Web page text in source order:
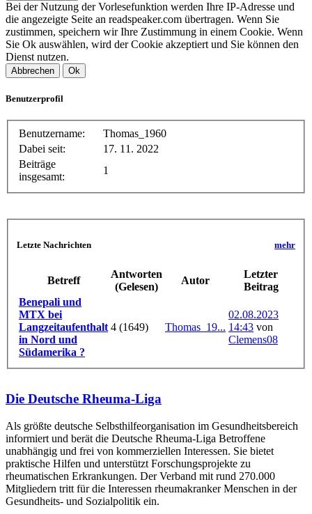
Bei der Nutzung der Vorlesefunktion werden Ihre IP-Adresse und
die angezeigte Seite an readspeaker.com übertragen. Wenn Sie
zustimmen, speichern wir Ihre Zustimmung in einem Cookie. Wenn
Sie Ok auswählen, wird der Cookie akzeptiert und Sie können den
Dienst nutzen.
Abbrechen Ok
Benutzerprofil
Benutzername:
Thomas_1960
Dabei seit:
17. 11. 2022
Beiträge
insgesamt:
1
Letzte Nachrichten mehr
Betreff
Antworten
(Gelesen)
Autor
Letzter
Beitrag
Benepali und
MTX bei
Langzeitaufenthalt
in Nord und
Südamerika ?
4 (1649) Thomas_19...
02.08.2023
14:43 von
Clemens08
Die Deutsche Rheuma-Liga
Als größte deutsche Selbsthilfe­organisation im Gesundheitsbereich
informiert und berät die Deutsche Rheuma-Liga Betroffene
unabhängig und frei von kommerziellen Interessen. Sie bietet
praktische Hilfen und unterstützt Forschungsprojekte zu
rheumatischen Erkrankungen. Der Verband mit rund 270.000
Mitgliedern tritt für die Interessen rheumakranker Menschen in der
Gesundheits- und Sozialpolitik ein.